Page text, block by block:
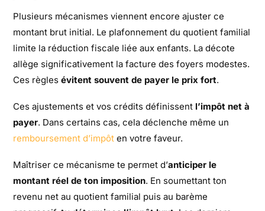
Plusieurs mécanismes viennent encore ajuster ce
montant brut initial. Le plafonnement du quotient familial
limite la réduction fiscale liée aux enfants. La décote
allège significativement la facture des foyers modestes.
Ces règlesévitent souvent de payer le prix fort.
Ces ajustements et vos crédits définissent l’impôt net à
payer. Dans certains cas, cela déclenche même un
remboursement d’impôt en votre faveur.
Maîtriser ce mécanisme te permet d’anticiper le
montant réel de ton imposition. En soumettant ton
revenu net au quotient familial puis au barème